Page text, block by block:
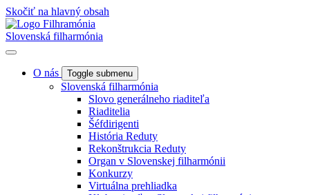
Skočiť na hlavný obsah
Slovenská filharmónia
O nás Toggle submenu
Slovenská filharmónia
Slovo generálneho riaditeľa
Riaditelia
Šéfdirigenti
História Reduty
Rekonštrukcia Reduty
Organ v Slovenskej filharmónii
Konkurzy
Virtuálna prehliadka